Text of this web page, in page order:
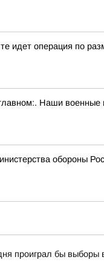
идет операция по
Наши военные
обороны
проиграл бы выборы